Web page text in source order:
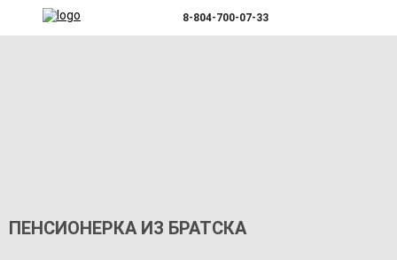
8-804-700-07-33
ПЕНСИОНЕРКА ИЗ БРАТСКА